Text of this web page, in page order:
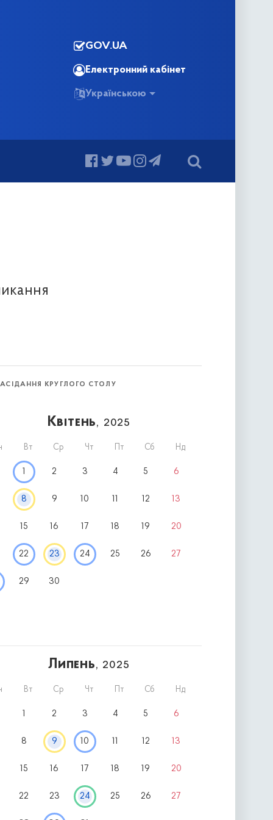
GOV.UA
Електронний кабінет
Українською
КРУГЛОГО СТОЛУ
Квітень, 2025
Вт Ср Чт Пт Сб Нд
1 2 3 4 5 6
8 9 10 11 12 13
15 16 17 18 19 20
22 23 24 25 26 27
29 30
Липень, 2025
Вт Ср Чт Пт Сб Нд
1 2 3 4 5 6
8 9 10 11 12 13
15 16 17 18 19 20
22 23 24 25 26 27